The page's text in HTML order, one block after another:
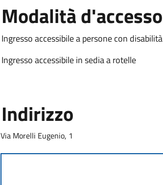
Modalità d'accesso
Ingresso accessibile a persone con disabilità
Ingresso accessibile in sedia a rotelle
Indirizzo
Via Morelli Eugenio, 1